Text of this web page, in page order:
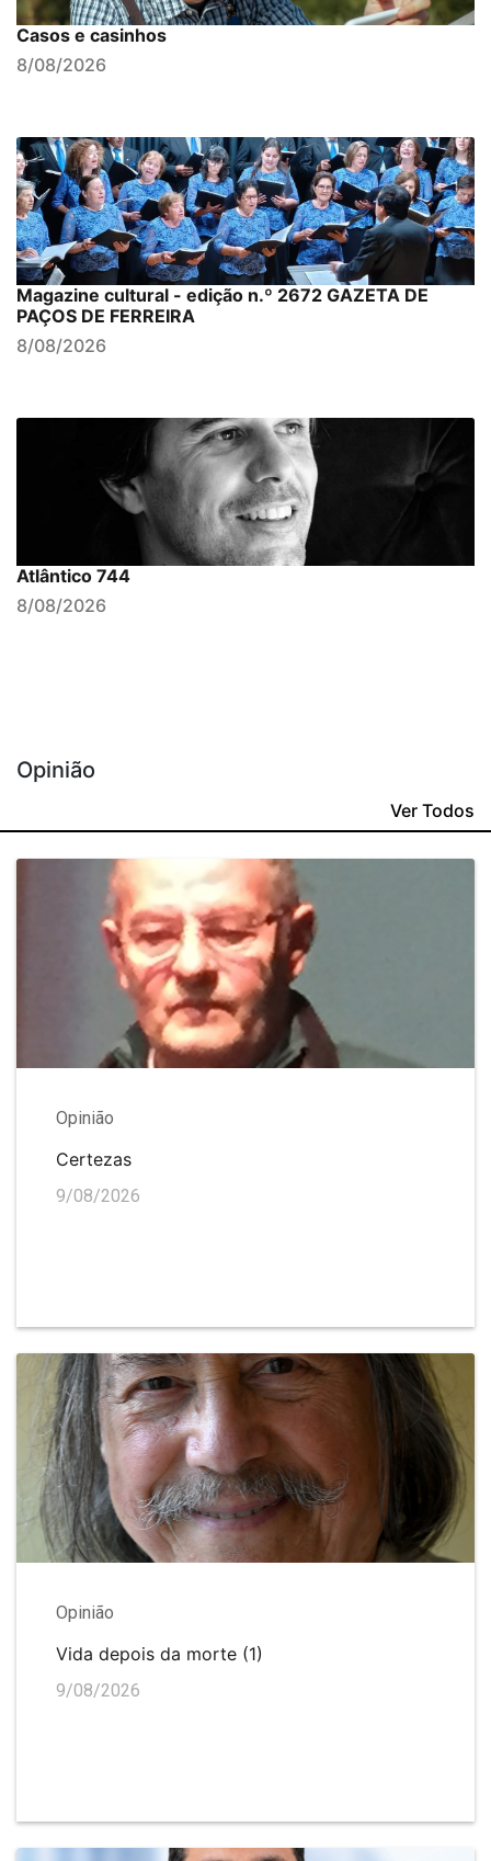
Casos e casinhos
8/08/2026
Magazine cultural - edição n.º 2672 GAZETA DE
PAÇOS DE FERREIRA
8/08/2026
Atlântico 744
8/08/2026
Opinião
Ver Todos
Opinião
Certezas
9/08/2026
Opinião
Vida depois da morte (1)
9/08/2026